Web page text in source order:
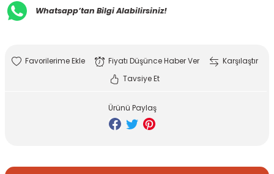
Whatsapp’tan Bilgi Alabilirsiniz!
Fiyatı Düşünce Haber Ver
Karşılaştır
Tavsiye Et
Ürünü Paylaş